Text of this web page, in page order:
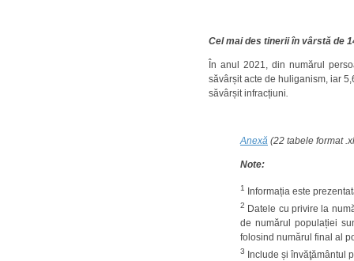
Cel mai des tinerii în vârstă de
În anul 2021, din numărul
săvârșit acte de huliganism, iar
săvârșit infracțiuni
Anexă (22 tabele format
Note:
1 Informația este
2 Datele cu privire la
de numărul populației
folosind numărul final al
3 Include și învăţământul